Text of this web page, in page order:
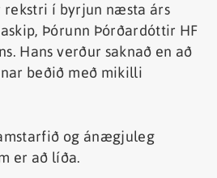
rekstri í byrjun næsta árs
Þórunn Þórðardóttir HF
Hans verður saknað en að
beðið með mikilli
og ánægjuleg
er að líða.